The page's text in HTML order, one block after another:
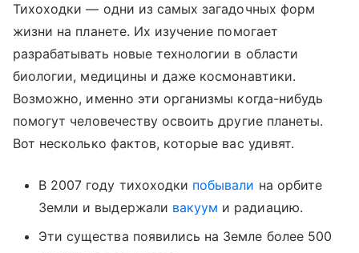
Тихоходки — одни из самых загадочных форм
жизни на планете. Их изучение помогает
разрабатывать новые технологии в области
биологии, медицины и даже космонавтики.
Возможно, именно эти организмы когда-нибудь
помогут человечеству освоить другие планеты.
Вот несколько фактов, которые вас удивят.
В 2007 году тихоходки побывали на орбите
Земли и выдержали вакуум и радиацию.
Эти существа появились на Земле более 500